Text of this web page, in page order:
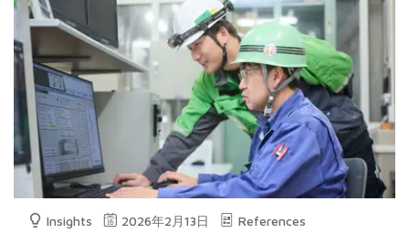
Insights 2026年2月13日 References